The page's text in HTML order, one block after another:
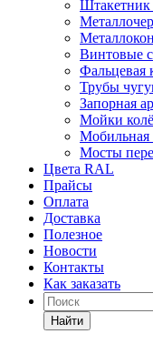
Штакетник
Винтовые
Фальцевая
Трубы
Запорная
Мойки
Мобильная
Мосты
Цвета RAL
Прайсы
Оплата
Доставка
Полезное
Новости
Контакты
Как заказать
Найти